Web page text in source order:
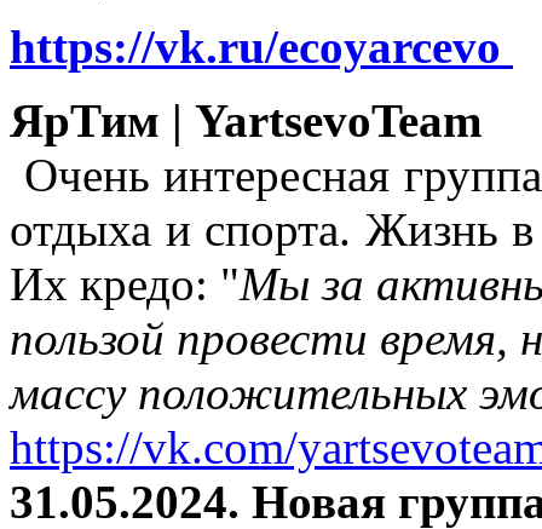
https://vk.ru/ecoyarcevo
ЯрТим | YartsevoTeam
Очень интересная
отдыха и спорта. Жизнь
Их кредо: "Мы за
пользой провести время,
массу положительных
https://vk.com/
31.05.2024. Новая